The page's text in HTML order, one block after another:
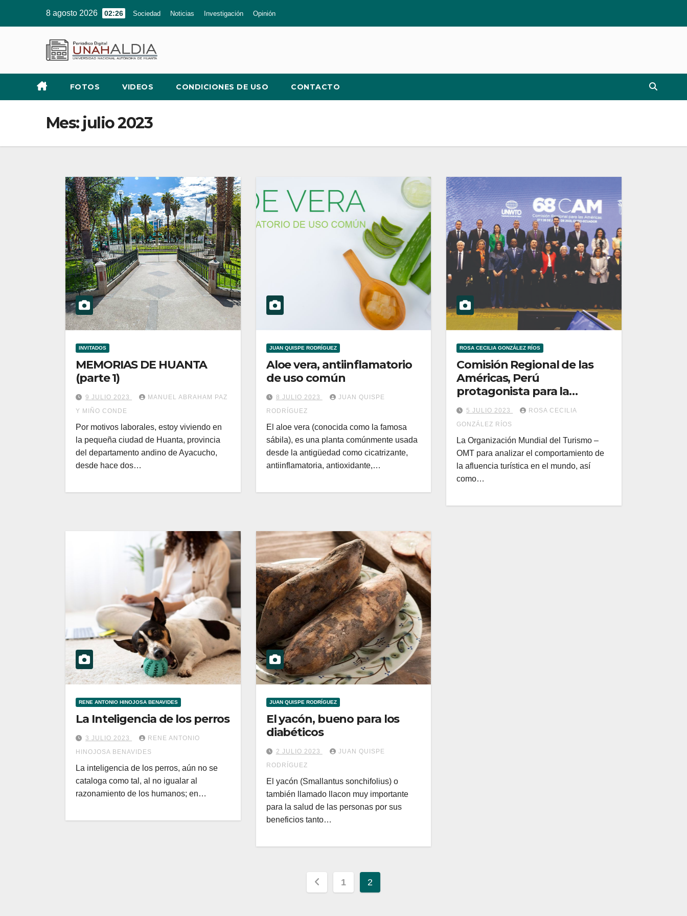
8 agosto 2026 02:26 Sociedad Noticias Investigación Opinión
FOTOS VIDEOS CONDICIONES DE USO CONTACTO
Mes: julio 2023
INVITADOS
MEMORIAS DE HUANTA
(parte 1)
9 JULIO 2023
MANUEL ABRAHAM PAZ
Y MIÑO CONDE
Por motivos laborales, estoy viviendo en
la pequeña ciudad de Huanta, provincia
del departamento andino de Ayacucho,
desde hace dos…
JUAN QUISPE RODRÍGUEZ
Aloe vera, antiinflamatorio
de uso común
8 JULIO 2023
JUAN QUISPE
RODRÍGUEZ
El aloe vera (conocida como la famosa
sábila), es una planta comúnmente usada
desde la antigüedad como cicatrizante,
antiinflamatoria, antioxidante,…
ROSA CECILIA GONZÁLEZ RÍOS
Comisión Regional de las
Américas, Perú
protagonista para la
versión del 2025
5 JULIO 2023
ROSA CECILIA
GONZÁLEZ RÍOS
La Organización Mundial del Turismo –
OMT para analizar el comportamiento de
la afluencia turística en el mundo, así
como…
RENE ANTONIO HINOJOSA BENAVIDES
La Inteligencia de los perros
3 JULIO 2023
RENE ANTONIO
HINOJOSA BENAVIDES
La inteligencia de los perros, aún no se
cataloga como tal, al no igualar al
razonamiento de los humanos; en…
JUAN QUISPE RODRÍGUEZ
El yacón, bueno para los
diabéticos
2 JULIO 2023
JUAN QUISPE
RODRÍGUEZ
El yacón (Smallantus sonchifolius) o
también llamado llacon muy importante
para la salud de las personas por sus
beneficios tanto…
Paginación
1 2